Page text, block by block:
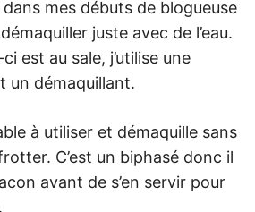
dans mes débuts de blogueuse
juste avec de l’eau.
est au sale, j’utilise une
un démaquillant.
à utiliser et démaquille sans
C’est un biphasé donc il
avant de s’en servir pour